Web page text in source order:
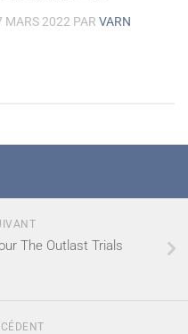
MARS 2022 PAR VARN
The Outlast Trials